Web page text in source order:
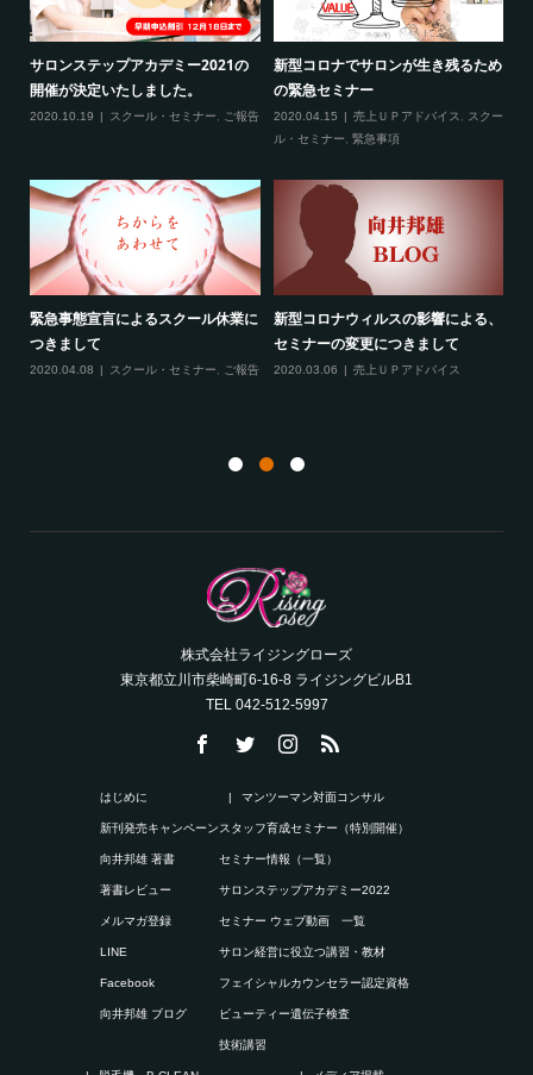
サロンステップアカデミー2021の
開催が決定いたしました。
2020.10.19 スクール・セミナー ご報告
新型コロナでサロンが生き残るため
の緊急セミナー
2020.04.15 売上ＵＰアドバイス
スクー
ル・セミナー
緊急事項
緊急事態宣言によるスクール休業に
つきまして
2020.04.08 スクール・セミナー, ご報告
新型コロナウィルスの影響による、
セミナーの変更につきまして
2020.03.06 売上ＵＰアドバイス
株式会社ライジングローズ
東京都立川市柴崎町6-16-8 ライジングビルB1
TEL 042-512-5997
はじめに
新刊発売キャンペーン
向井邦雄 著書
著書レビュー
メルマガ登録
LINE
Facebook
向井邦雄 ブログ
マンツーマン対面コンサル
スタッフ育成セミナー（特別開催）
セミナー情報（一覧）
サロンステップアカデミー2022
セミナー ウェブ動画 一覧
サロン経営に役立つ講習・教材
フェイシャルカウンセラー認定資格
ビューティー遺伝子検査
技術講習